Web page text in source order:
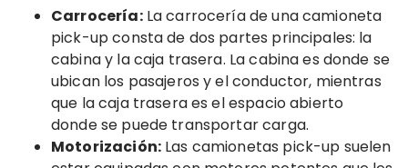
Carrocería:La carrocería de una camioneta
pick-up consta de dos partes principales: la
cabina y la caja trasera. La cabina es donde se
ubican los pasajeros y el conductor, mientras
que la caja trasera es el espacio abierto
donde se puede transportar carga.
Motorización:Las camionetas pick-up suelen